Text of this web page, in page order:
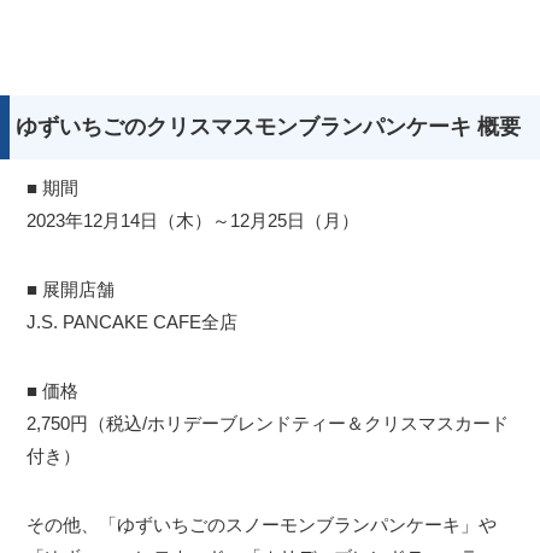
ゆずいちごのクリスマスモンブランパンケーキ 概要​
■ 期間
2023年12月14日（木）～12月25日（月）
■ 展開店舗
J.S. PANCAKE CAFE全店​
■ 価格
2,750円（税込/ホリデーブレンドティー＆クリスマスカード
付き）
その他、「ゆずいちごのスノーモンブランパンケーキ」や